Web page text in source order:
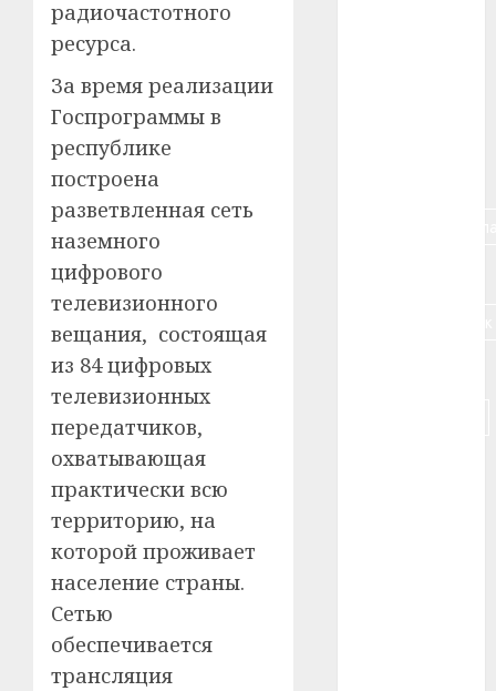
радиочастотного
ресурса.
За время реализации
Госпрограммы в
республике
построена
разветвленная сеть
наземного
цифрового
телевизионного
вещания, состоящая
из 84 цифровых
телевизионных
передатчиков,
охватывающая
практически всю
территорию, на
которой проживает
население страны.
Сетью
обеспечивается
трансляция